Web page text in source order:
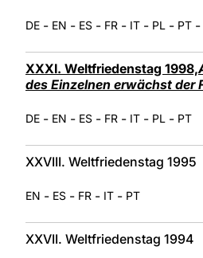
DE - EN - ES - FR - IT - PL - PT -
XXXI. Weltfriedenstag 1998,
des Einzelnen erwächst der
DE - EN - ES - FR - IT - PL - PT
XXVIII. Weltfriedenstag 1995
EN - ES - FR - IT - PT
XXVII. Weltfriedenstag 1994